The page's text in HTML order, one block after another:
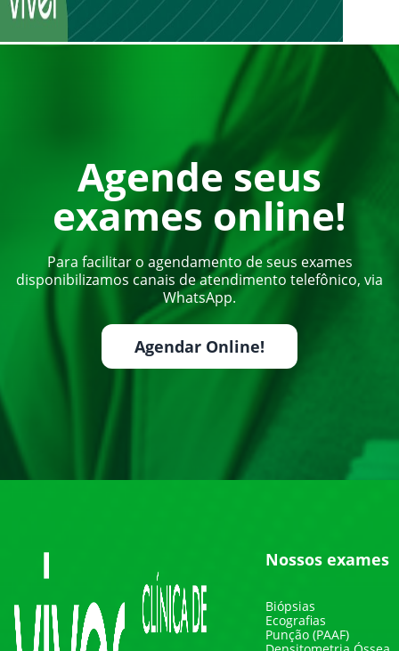
Agende seus
exames online!
Para facilitar o agendamento de seus exames
disponibilizamos canais de atendimento telefônico, via
WhatsApp.
Agendar Online!
Nossos exames
Biópsias
Ecografias
Punção (PAAF)